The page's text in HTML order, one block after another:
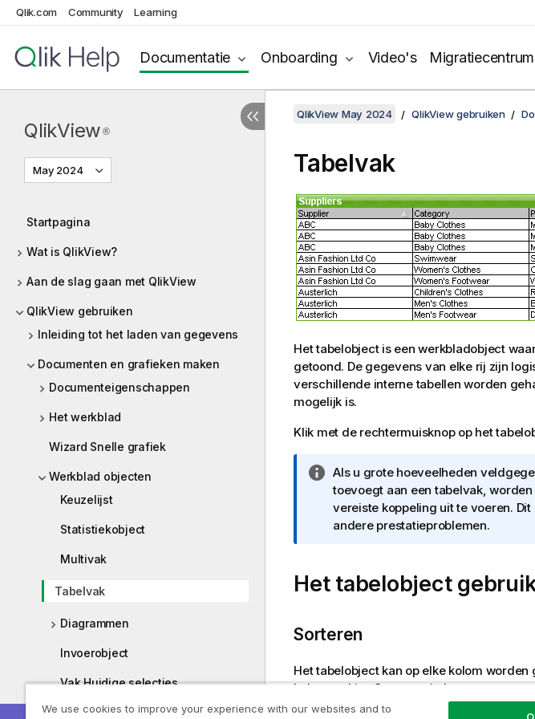
Qlik.com Community Learning
Documentatie Onboarding Video's Migratiecentrum
QlikView ®
May 2024
Startpagina
Wat is QlikView?
Aan de slag gaan met QlikView
QlikView gebruiken
Inleiding tot het laden van gegevens
Documenten en grafieken maken
Documenteigenschappen
Het werkblad
Wizard Snelle grafiek
Werkblad objecten
Keuzelijst
Statistiekobject
Multivak
Tabelvak
Diagrammen
Invoerobject
Vak Huidige selecties
Knop
QlikView May 2024 QlikView gebruiken
Tabelvak
Het tabelobject is een werkbladobject
getoond. De gegevens van elke rij zijn
verschillende interne tabellen worden
mogelijk is.
Klik met de rechtermuisknop op het
I
n
f
o
a
e
Als u grote hoeveelheden
toevoegt aan een tabelvak,
vereiste koppeling uit te voeren.
andere prestatieproblemen.
Het tabelobject
Sorteren
Het tabelobject kan op elke kolom
kolom en kiesSorterenin het
kolom waarop u wilt sorteren. Als u
We use cookies to improve your experience with our websites and to